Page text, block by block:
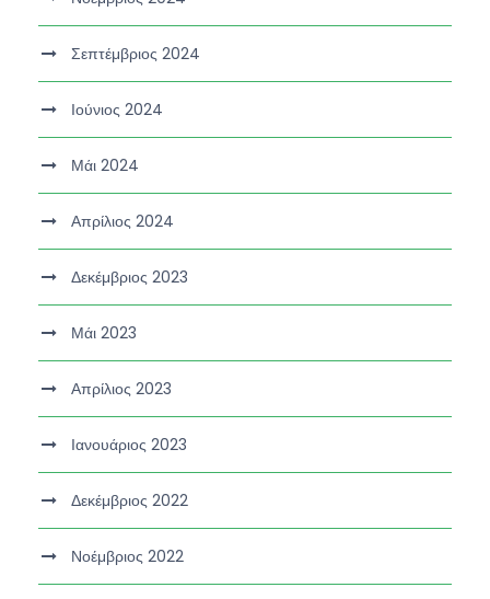
Σεπτέμβριος 2024
Ιούνιος 2024
Μάι 2024
Απρίλιος 2024
Δεκέμβριος 2023
Μάι 2023
Απρίλιος 2023
Ιανουάριος 2023
Δεκέμβριος 2022
Νοέμβριος 2022